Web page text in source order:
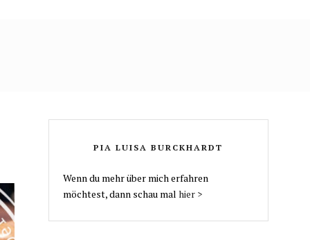
PIA LUISA BURCKHARDT
Wenn du mehr über mich erfahren
möchtest, dann schau mal hier >